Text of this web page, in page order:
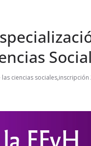
ciencias sociales,inscripción